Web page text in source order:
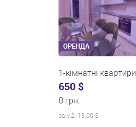
ОРЕНДА
1-кімнатні квартири
0 $
18 000 грн.
за м2: 0.00 $